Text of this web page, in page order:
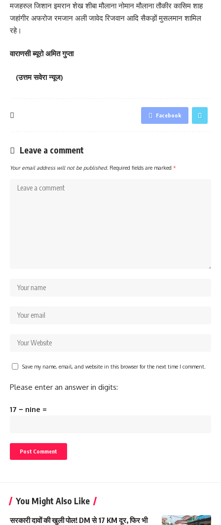
मजहरुल जिशान इमरान शेख शीबा मौलाना नोमान मौलाना तौकीर कासिम शाह
जहांगीर अफरोज रमजान अली जावेद रिजवान आदि सैकड़ों मुसलमान शामिल
रहे।
वाराणसी ब्यूरो अमित गुप्ता
(उत्तम सवेरा न्यूज)
Facebook
Leave a comment
Your email address will not be published. Required fields are marked *
Save my name, email, and website in this browser for the next time I comment.
Please enter an answer in digits:
17 − nine =
You Might Also Like
सरकारी दावों की खुली पोल! DM से 17 KM दूर, फिर भी